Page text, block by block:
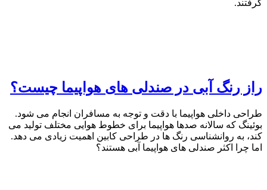
گرفتند.
راز رنگ آبی در صندلی های هواپیما چیست؟
طراحی داخلی هواپیما با دقت و توجه به مسافران انجام می شود.
بوئینگ که سالانه صدها هواپیما برای خطوط هوایی مختلف تولید می
کند، به روانشناسی رنگ ها در طراحی کابین اهمیت زیادی می دهد.
اما چرا اکثر صندلی های هواپیما آبی هستند؟